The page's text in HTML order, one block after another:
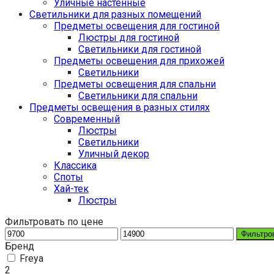
Уличные настенные
Светильники для разных помещений
Предметы освещения для гостиной
Люстры для гостиной
Светильники для гостиной
Предметы освещения для прихожей
Светильники
Предметы освещения для спальни
Светильники для спальни
Предметы освещения в разных стилях
Cовременный
Люстры
Светильники
Уличный декор
Классика
Споты
Хай-тек
Люстры
Фильтровать по цене
Бренд
Freya
2